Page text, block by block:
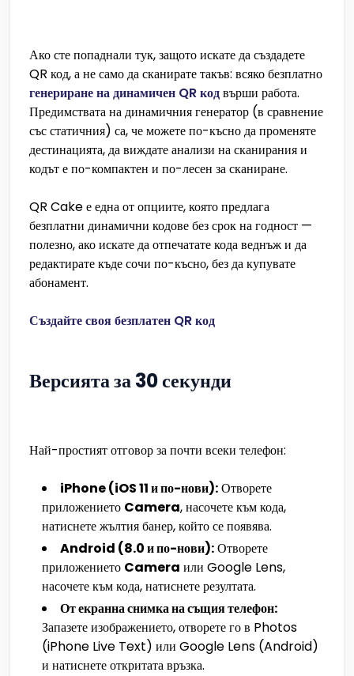
Ако сте попаднали тук, защото искате да създадете
QR код, а не само да сканирате такъв: всяко безплатно
генериране на динамичен QR кодвърши работа.
Предимствата на динамичния генератор (в сравнение
със статичния) са, че можете по-късно да променяте
дестинацията, да виждате анализи на сканирания и
кодът е по-компактен и по-лесен за сканиране.
QR Cake е една от опциите, която предлага
безплатни динамични кодове без срок на годност —
полезно, ако искате да отпечатате кода веднъж и да
редактирате къде сочи по-късно, без да купувате
абонамент.
Създайте своя безплатен QR код
Версията за 30 секунди
Най-простият отговор за почти всеки телефон:
iPhone (iOS 11 и по-нови):Отворете
приложението Camera, насочете към кода,
натиснете жълтия банер, който се появява.
Android (8.0 и по-нови):Отворете
приложението Camera или Google Lens,
насочете към кода, натиснете резултата.
От екранна снимка на същия телефон:
Запазете изображението, отворете го в Photos
(iPhone Live Text) или Google Lens (Android)
и натиснете откритата връзка.